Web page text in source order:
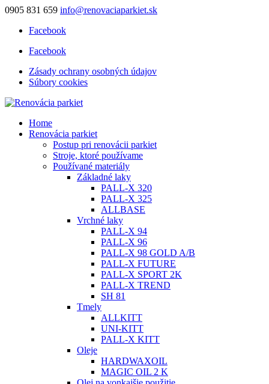
0905 831 659 info@renovaciaparkiet.sk
Facebook
Facebook
Zásady ochrany osobných údajov
Súbory cookies
Home
Renovácia parkiet
Postup pri renovácii parkiet
Stroje, ktoré používame
Používané materiály
Základné laky
PALL-X 320
PALL-X 325
ALLBASE
Vrchné laky
PALL-X 94
PALL-X 96
PALL-X 98 GOLD A/B
PALL-X FUTURE
PALL-X SPORT 2K
PALL-X TREND
SH 81
Tmely
ALLKITT
UNI-KITT
PALL-X KITT
Oleje
HARDWAXOIL
MAGIC OIL 2 K